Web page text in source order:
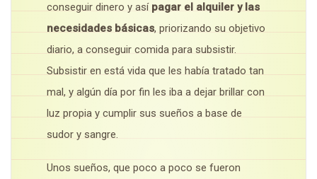
conseguir dinero y así pagar el alquiler y las
necesidades básicas, priorizando su objetivo
diario, a conseguir comida para subsistir.
Subsistir en está vida que les había tratado tan
mal, y algún día por fin les iba a dejar brillar con
luz propia y cumplir sus sueños a base de
sudor y sangre.
Unos sueños, que poco a poco se fueron